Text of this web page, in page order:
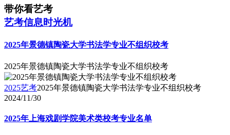
带你看艺考
艺考信息时光机
2025年景德镇陶瓷大学书法学专业不组织校考
2025年景德镇陶瓷大学书法学专业不组织校考
2025艺考2025年景德镇陶瓷大学书法学专业不组织校考
2024/11/30
2025年上海戏剧学院美术类校考专业名单